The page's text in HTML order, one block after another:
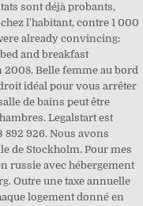
sont déjà probants,
l'habitant, contre 1 000
already convincing:
and breakfast
2008. Belle femme au bord
idéal pour vous arrêter
de bains peut être
Legalstart est
892 926. Nous avons
de Stockholm. Pour mes
russie avec hébergement
Outre une taxe annuelle
logement donné en